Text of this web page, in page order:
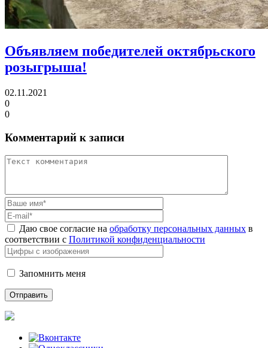
Объявляем победителей октябрьского
розыгрыша!
02.11.2021
0
0
Комментарий к записи
Даю свое согласие на обработку персональных данных в
соответствии с Политикой конфиденциальности
Запомнить меня